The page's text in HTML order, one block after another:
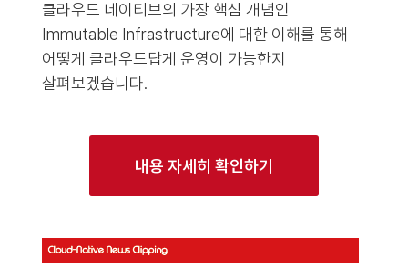
클라우드 네이티브의 가장 핵심 개념인
Immutable Infrastructure에 대한 이해를 통해
어떻게 클라우드답게 운영이 가능한지
살펴보겠습니다.
내용 자세히 확인하기